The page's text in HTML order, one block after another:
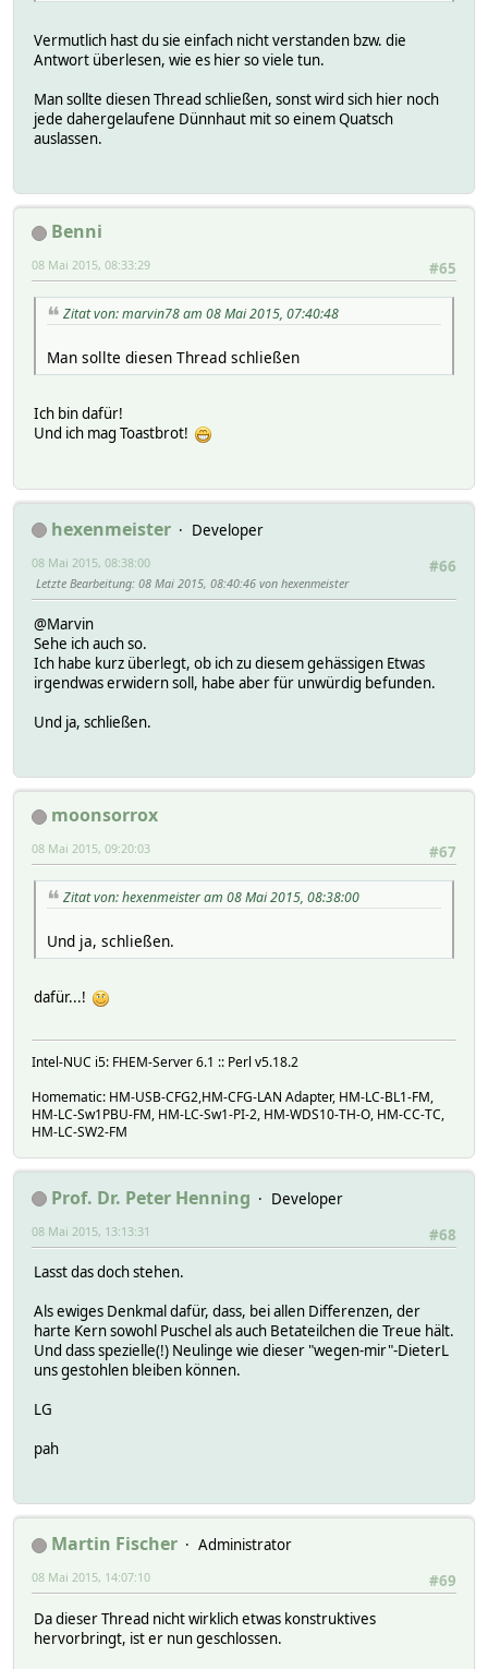
Vermutlich hast du sie einfach nicht verstanden bzw. die
Antwort überlesen, wie es hier so viele tun.
Man sollte diesen Thread schließen, sonst wird sich hier noch
jede dahergelaufene Dünnhaut mit so einem Quatsch
auslassen.
Benni
#65
08 Mai 2015, 08:33:29
Zitat von: marvin78 am 08 Mai 2015, 07:40:48
Man sollte diesen Thread schließen
Ich bin dafür!
Und ich mag Toastbrot!
hexenmeister
Developer
#66
08 Mai 2015, 08:38:00
Letzte Bearbeitung: 08 Mai 2015, 08:40:46 von hexenmeister
@Marvin
Sehe ich auch so.
Ich habe kurz überlegt, ob ich zu diesem gehässigen Etwas
irgendwas erwidern soll, habe aber für unwürdig befunden.
Und ja, schließen.
moonsorrox
#67
08 Mai 2015, 09:20:03
Zitat von: hexenmeister am 08 Mai 2015, 08:38:00
Und ja, schließen.
dafür...!
Intel-NUC i5: FHEM-Server 6.1 :: Perl v5.18.2
Homematic: HM-USB-CFG2,HM-CFG-LAN Adapter, HM-LC-BL1-FM,
HM-LC-Sw1PBU-FM, HM-LC-Sw1-PI-2, HM-WDS10-TH-O, HM-CC-TC,
HM-LC-SW2-FM
Prof. Dr. Peter Henning
Developer
#68
08 Mai 2015, 13:13:31
Lasst das doch stehen.
Als ewiges Denkmal dafür, dass, bei allen Differenzen, der
harte Kern sowohl Puschel als auch Betateilchen die Treue hält.
Und dass spezielle(!) Neulinge wie dieser "wegen-mir"-DieterL
uns gestohlen bleiben können.
LG
pah
Martin Fischer
Administrator
#69
08 Mai 2015, 14:07:10
Da dieser Thread nicht wirklich etwas konstruktives
hervorbringt, ist er nun geschlossen.